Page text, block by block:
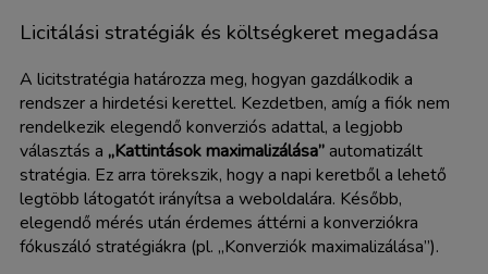
Licitálási stratégiák és költségkeret megadása
A licitstratégia határozza meg, hogyan gazdálkodik a
rendszer a hirdetési kerettel. Kezdetben, amíg a fiók nem
rendelkezik elegendő konverziós adattal, a legjobb
választás a „Kattintások maximalizálása”automatizált
stratégia. Ez arra törekszik, hogy a napi keretből a lehető
legtöbb látogatót irányítsa a weboldalára. Később,
elegendő mérés után érdemes áttérni a konverziókra
fókuszáló stratégiákra (pl. „Konverziók maximalizálása”).